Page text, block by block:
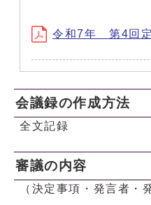
令和7年 第4回
会議録の作成方法
全文記録
審議の内容
（決定事項・発言者・